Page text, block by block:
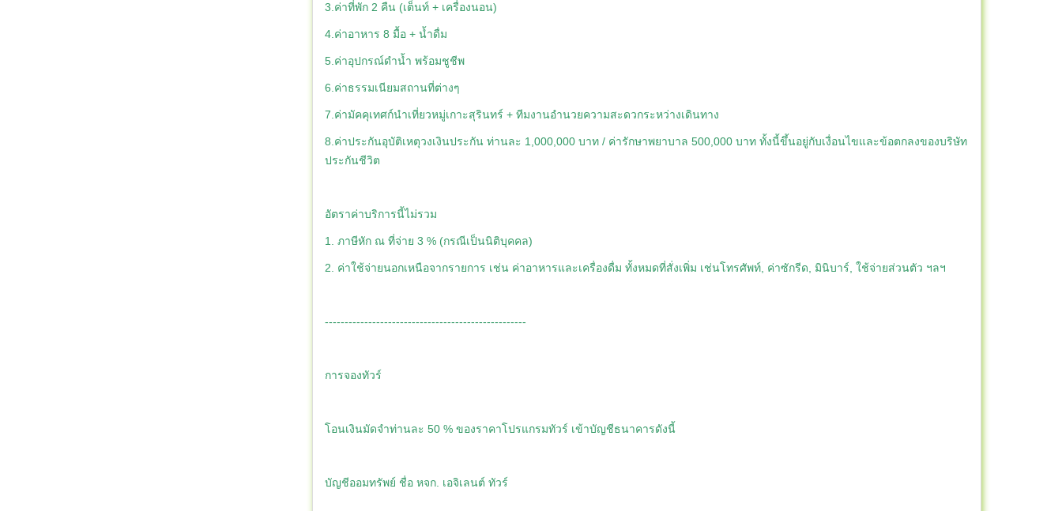
3.ค่าที่พัก 2 คืน (เต็นท์ + เครื่องนอน)
4.ค่าอาหาร 8 มื้อ + น้ำดื่ม
5.ค่าอุปกรณ์ดำน้ำ พร้อมชูชีพ
6.ค่าธรรมเนียมสถานที่ต่างๆ
7.ค่ามัคคุเทศก์นำเที่ยวหมู่เกาะสุรินทร์ + ทีมงานอำนวยความสะดวกระหว่างเดินทาง
8.ค่าประกันอุบัติเหตุวงเงินประกัน ท่านละ 1,000,000 บาท / ค่ารักษาพยาบาล 500,000 บาท ทั้งนี้ขึ้นอยู่กับเงื่อนไขและข้อตกลงของบริษัท
ประกันชีวิต
อัตราค่าบริการนี้ไม่รวม
1. ภาษีหัก ณ ที่จ่าย 3 % (กรณีเป็นนิติบุคคล)
2. ค่าใช้จ่ายนอกเหนือจากรายการ เช่น ค่าอาหารและเครื่องดื่ม ทั้งหมดที่สั่งเพิ่ม เช่นโทรศัพท์, ค่าซักรีด, มินิบาร์, ใช้จ่ายส่วนตัว ฯลฯ
---------------------------------------------------
การจองทัวร์
โอนเงินมัดจำท่านละ 50 % ของราคาโปรแกรมทัวร์ เข้าบัญชีธนาคารดังนี้
บัญชีออมทรัพย์ ชื่อ หจก. เอจิเลนต์ ทัวร์